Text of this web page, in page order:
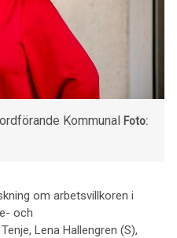
Kommunal Foto:
om arbetsvillkoren i
och
Lena Hallengren (S),